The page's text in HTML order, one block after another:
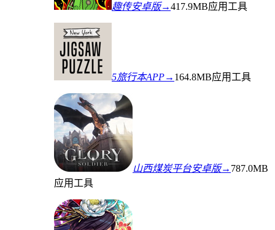
趣传安卓版→417.9MB应用工具
5旅行本APP→ 164.8MB应用工具
山西煤炭平台安卓版→ 787.0MB
应用工具